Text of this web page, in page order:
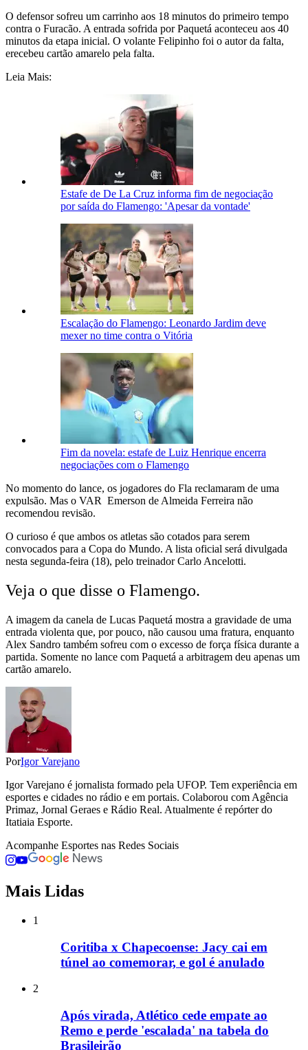
O defensor sofreu um carrinho aos 18 minutos do primeiro tempo
contra o Furacão. A entrada sofrida por Paquetá aconteceu aos 40
minutos da etapa inicial. O volante Felipinho foi o autor da falta,
erecebeu cartão amarelo pela falta.
Leia Mais:
Estafe de De La Cruz informa fim de negociação
por saída do Flamengo: 'Apesar da vontade'
Escalação do Flamengo: Leonardo Jardim deve
mexer no time contra o Vitória
Fim da novela: estafe de Luiz Henrique encerra
negociações com o Flamengo
No momento do lance, os jogadores do Fla reclamaram de uma
expulsão. Mas o VAR Emerson de Almeida Ferreira não
recomendou revisão.
O curioso é que ambos os atletas são cotados para serem
convocados para a Copa do Mundo. A lista oficial será divulgada
nesta segunda-feira (18), pelo treinador Carlo Ancelotti.
Veja o que disse o Flamengo.
A imagem da canela de Lucas Paquetá mostra a gravidade de uma
entrada violenta que, por pouco, não causou uma fratura, enquanto
Alex Sandro também sofreu com o excesso de força física durante a
partida. Somente no lance com Paquetá a arbitragem deu apenas um
cartão amarelo.
PorIgor Varejano
Igor Varejano é jornalista formado pela UFOP. Tem experiência em
esportes e cidades no rádio e em portais. Colaborou com Agência
Primaz, Jornal Geraes e Rádio Real. Atualmente é repórter do
Itatiaia Esporte.
Acompanhe Esportes nas Redes Sociais
Mais Lidas
1
Coritiba x Chapecoense: Jacy cai em
túnel ao comemorar, e gol é anulado
2
Após virada, Atlético cede empate ao
Remo e perde 'escalada' na tabela do
Brasileirão